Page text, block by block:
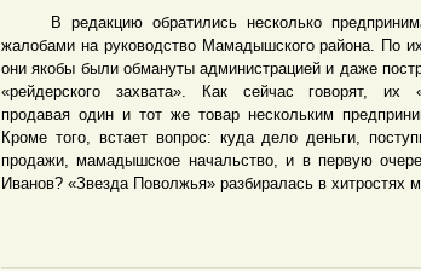
В редакцию обратились несколько
жалобами на руководство Мамадышского района. По
они якобы были обмануты администрацией и даже
«рейдерского захвата». Как сейчас говорят, их
продавая один и тот же товар нескольким
Кроме того, встает вопрос: куда дело деньги,
продажи, мамадышское начальство, и в первую
Иванов? «Звезда Поволжья» разбиралась в хитростях